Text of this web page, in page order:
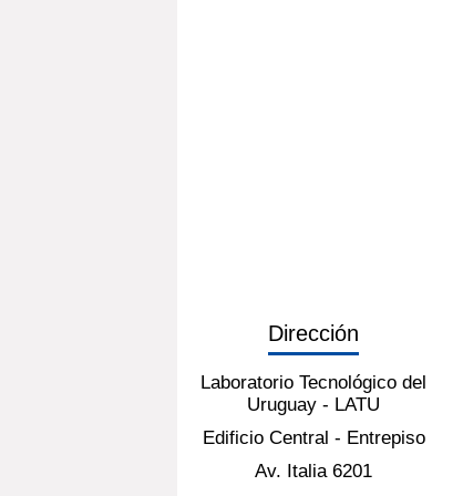
Dirección
Laboratorio Tecnológico del
Uruguay - LATU
Edificio Central - Entrepiso
Av. Italia 6201